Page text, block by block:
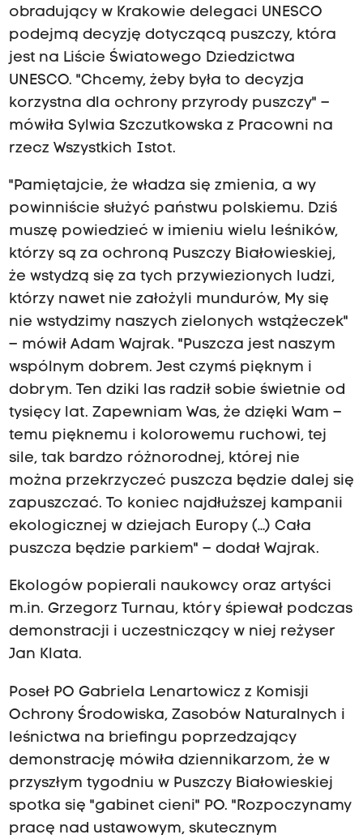
obradujący w Krakowie delegaci UNESCO
podejmą decyzję dotyczącą puszczy, która
jest na Liście Światowego Dziedzictwa
UNESCO. "Chcemy, żeby była to decyzja
korzystna dla ochrony przyrody puszczy" –
mówiła Sylwia Szczutkowska z Pracowni na
rzecz Wszystkich Istot.
"Pamiętajcie, że władza się zmienia, a wy
powinniście służyć państwu polskiemu. Dziś
muszę powiedzieć w imieniu wielu leśników,
którzy są za ochroną Puszczy Białowieskiej,
że wstydzą się za tych przywiezionych ludzi,
którzy nawet nie założyli mundurów, My się
nie wstydzimy naszych zielonych wstążeczek"
– mówił Adam Wajrak. "Puszcza jest naszym
wspólnym dobrem. Jest czymś pięknym i
dobrym. Ten dziki las radził sobie świetnie od
tysięcy lat. Zapewniam Was, że dzięki Wam –
temu pięknemu i kolorowemu ruchowi, tej
sile, tak bardzo różnorodnej, której nie
można przekrzyczeć puszcza będzie dalej się
zapuszczać. To koniec najdłuższej kampanii
ekologicznej w dziejach Europy (…) Cała
puszcza będzie parkiem" – dodał Wajrak.
Ekologów popierali naukowcy oraz artyści
m.in. Grzegorz Turnau, który śpiewał podczas
demonstracji i uczestniczący w niej reżyser
Jan Klata.
Poseł PO Gabriela Lenartowicz z Komisji
Ochrony Środowiska, Zasobów Naturalnych i
leśnictwa na briefingu poprzedzający
demonstrację mówiła dziennikarzom, że w
przyszłym tygodniu w Puszczy Białowieskiej
spotka się "gabinet cieni" PO. "Rozpoczynamy
pracę nad ustawowym, skutecznym